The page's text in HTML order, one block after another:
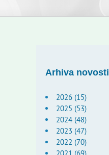
Arhiva novosti
2026 (15)
2025 (53)
2024 (48)
2023 (47)
2022 (70)